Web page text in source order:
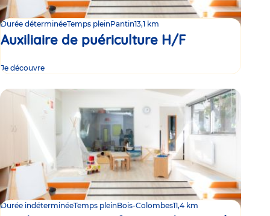
Durée déterminéeTemps pleinPantin13,1 km
Auxiliaire de puériculture H/F
Je découvre
Durée indéterminéeTemps pleinBois-Colombes11,4 km